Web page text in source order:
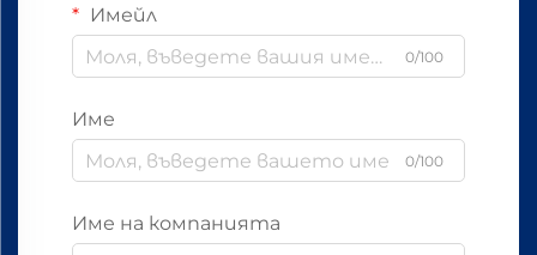
Имейл
0/100
Име
0/100
Име на компанията